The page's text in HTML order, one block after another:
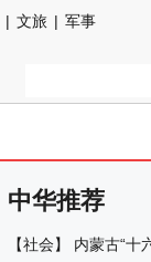
| 文旅 | 军事
中华推荐
【社会】
内蒙古“十